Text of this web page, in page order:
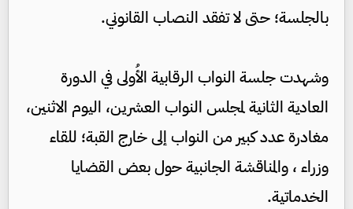
بالجلسة؛ حتى لا تفقد النصاب القانوني.
وشهدت جلسة النواب الرقابية الأُولى في الدورة
العادية الثانية لمجلس النواب العشرين، اليوم الاثنين،
مغادرة عدد كبير من النواب إلى خارج القبة؛ للقاء
وزراء ، والمناقشة الجانبية حول بعض القضايا
الخدماتية.